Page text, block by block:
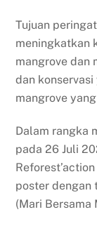
Tujuan
meningkatkan
mangrove dan
dan
mangrove
Dalam rangka
pada 26 Juli
poster dengan
(Mari Bersama